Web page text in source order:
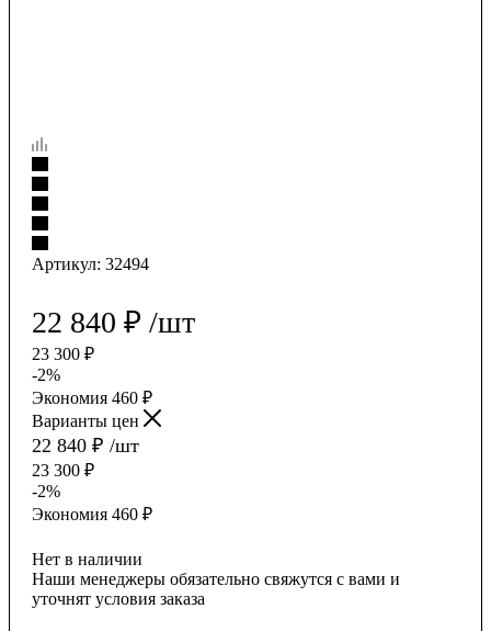
Артикул: 32494
22 840 ₽ /шт
23 300 ₽
-2%
Экономия 460 ₽
Варианты цен
22 840 ₽ /шт
23 300 ₽
-2%
Экономия 460 ₽
Нет в наличии
Наши менеджеры обязательно свяжутся с вами и
уточнят условия заказа